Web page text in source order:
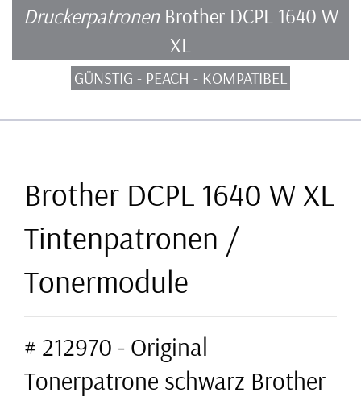
Druckerpatronen Brother DCPL 1640 W
XL
GÜNSTIG - PEACH - KOMPATIBEL
Brother DCPL 1640 W XL
Tintenpatronen /
Tonermodule
# 212970 - Original
Tonerpatrone schwarz Brother